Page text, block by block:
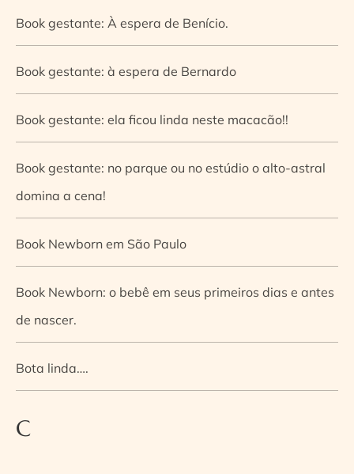
Book gestante: À espera de Benício.
Book gestante: à espera de Bernardo
Book gestante: ela ficou linda neste macacão!!
Book gestante: no parque ou no estúdio o alto-astral
domina a cena!
Book Newborn em São Paulo
Book Newborn: o bebê em seus primeiros dias e antes
de nascer.
Bota linda….
C